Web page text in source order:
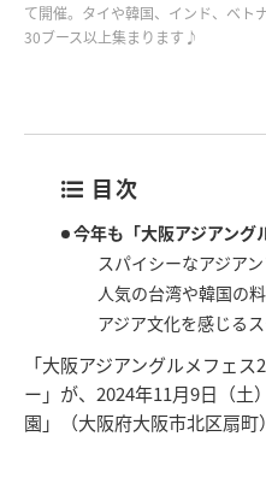
て開催。タイや韓国、インド、ベト
30ブース以上集まります♪
目次
今年も「大阪アジアング
スパイシーなアジア
人気の台湾や韓国の
アジア文化を感じる
「大阪アジアングルメフェ
ー」が、2024年11月9日（土
園」（大阪府大阪市北区扇町